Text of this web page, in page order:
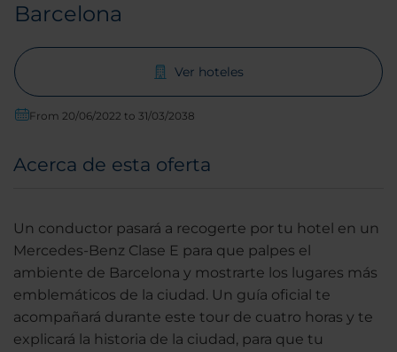
Barcelona
Ver hoteles
From 20/06/2022 to 31/03/2038
Acerca de esta oferta
Un conductor pasará a recogerte por tu hotel en un
Mercedes-Benz Clase E para que palpes el
ambiente de Barcelona y mostrarte los lugares más
emblemáticos de la ciudad. Un guía oficial te
acompañará durante este tour de cuatro horas y te
explicará la historia de la ciudad, para que tu